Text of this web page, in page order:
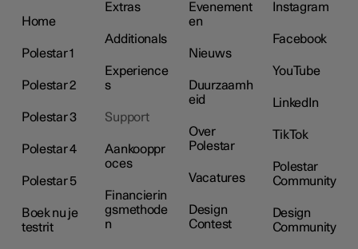
Home
Polestar 1
Polestar 2
Polestar 3
Polestar 4
Polestar 5
Boek nu je
testrit
Extras
Additionals
Experience
s
Support
Aankooppr
oces
Financierin
gsmethode
n
Evenement
en
Nieuws
Duurzaamh
eid
Over
Polestar
Vacatures
Design
Contest
Instagram
Facebook
YouTube
LinkedIn
TikTok
Polestar
Community
Design
Community